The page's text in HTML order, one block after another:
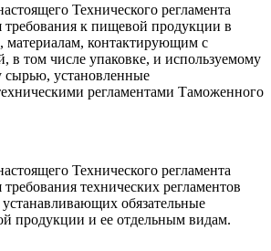
Технического регламента
требования к пищевой продукции в
материалам, контактирующим с
в том числе упаковке, и используемому
сырью, установленные
регламентами Таможенного
Технического регламента
технических регламентов
обязательные
продукции и ее отдельным видам.